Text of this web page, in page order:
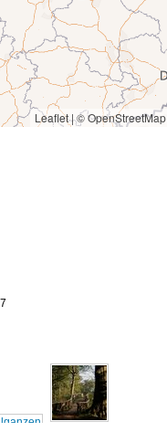
Leaflet|© OpenStreetMap